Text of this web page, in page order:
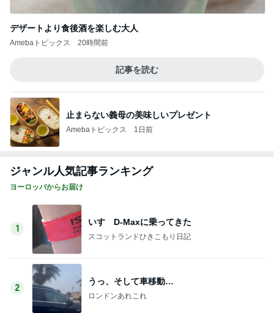
デザートより食後酒を楽しむ大人
Amebaトピックス 20時間前
記事を読む
止まらない義母の美味しいプレゼント
Amebaトピックス 1日前
ジャンル人気記事ランキング
ヨーロッパからお届け
1
いすゞD-Maxに乗ってきた
スコットランドひきこもり日記
2
うっ、そして車移動…
ロンドンあれこれ